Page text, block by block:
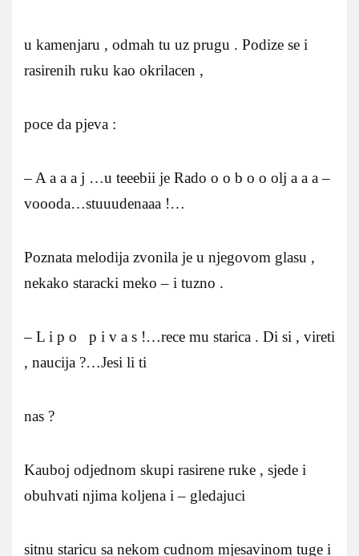
u kamenjaru , odmah tu uz prugu . Podize se i
rasirenih ruku kao okrilacen ,
poce da pjeva :
– A a a a j …u teeebii je Rado o o b o o olj a a a –
voooda…stuuudenaaa !…
Poznata melodija zvonila je u njegovom glasu ,
nekako staracki meko – i tuzno .
– L i p o p i v a s !…rece mu starica . Di si , vireti
, naucija ?…Jesi li ti
nas ?
Kauboj odjednom skupi rasirene ruke , sjede i
obuhvati njima koljena i – gledajuci
sitnu staricu sa nekom cudnom mjesavinom tuge i